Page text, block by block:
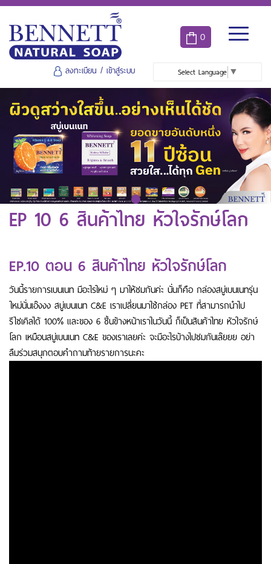
0
ลงทะเบียน / เข้าสู่ระบบ Select Language ▼
EP 10 6 สินค้าไทย หัวใจรักษ์โลก
EP.10 ตอน 6 สินค้าไทย หัวใจรักษ์โลก
วันนี้รายการเบนเนท มีอะไรใหม่ ๆ มาให้ชมกันค่ะ นั่นก็คือ กล่องสบู่เบนเนทรุ่น
ใหม่นั่นเอ๊งงง สบู่เบนเนท C&E เราเปลี่ยนมาใช้กล่อง PET ที่สามารถนำไป
รีไซเคิลได้ 100% และของ 6 ชิ้นข้างหน้าเราในวันนี้ ก็เป็นสินค้าไทย หัวใจรักษ์
โลก เหมือนสบู่เบนเนท C&E ของเราเลยค่ะ จะมีอะไรบ้างไปชมกันเล๊ยยย อย่า
ลืมร่วมสนุกตอบคำถามท้ายรายการนะคะ